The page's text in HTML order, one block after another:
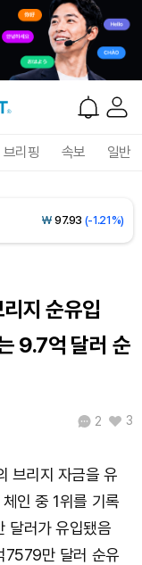
브리핑 속보 일반
₩1,483(-1.75%)
₩ 97.93 (-1.21%)
지 순유입
9.7억 달러 순
2 3
브리지 자금을 유
인 중 1위를 기록
달러가 유입됐음
7579만 달러 순유